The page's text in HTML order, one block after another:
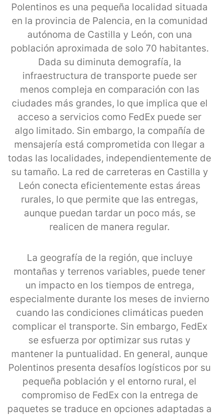
Polentinos es una pequeña localidad situada
en la provincia de Palencia, en la comunidad
autónoma de Castilla y León, con una
población aproximada de solo 70 habitantes.
Dada su diminuta demografía, la
infraestructura de transporte puede ser
menos compleja en comparación con las
ciudades más grandes, lo que implica que el
acceso a servicios como FedEx puede ser
algo limitado. Sin embargo, la compañía de
mensajería está comprometida con llegar a
todas las localidades, independientemente de
su tamaño. La red de carreteras en Castilla y
León conecta eficientemente estas áreas
rurales, lo que permite que las entregas,
aunque puedan tardar un poco más, se
realicen de manera regular.
La geografía de la región, que incluye
montañas y terrenos variables, puede tener
un impacto en los tiempos de entrega,
especialmente durante los meses de invierno
cuando las condiciones climáticas pueden
complicar el transporte. Sin embargo, FedEx
se esfuerza por optimizar sus rutas y
mantener la puntualidad. En general, aunque
Polentinos presenta desafíos logísticos por su
pequeña población y el entorno rural, el
compromiso de FedEx con la entrega de
paquetes se traduce en opciones adaptadas a